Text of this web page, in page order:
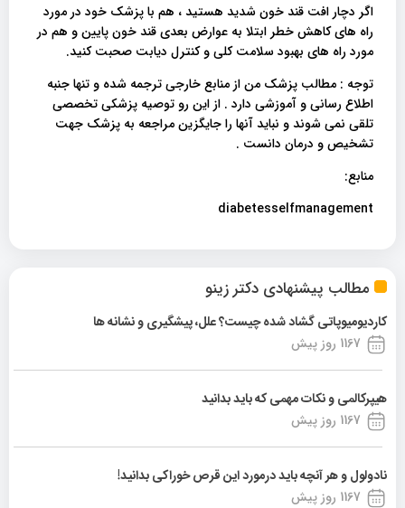
مطالب پیشنهادی دکتر زینو
کاردیومیوپاتی گشاد شده چیست؟ علل، پیشگیری و نشانه ها
1167 روز پیش
هیپرکالمی و نکات مهمی که باید بدانید
1167 روز پیش
نادولول و هر آنچه باید درمورد این قرص خوراکی بدانید!
1167 روز پیش
اگر دچار افت قند خون شدید هستید ، هم با پزشک خود در مورد
راه های کاهش خطر ابتلا به عوارض بعدی قند خون پایین و هم در
مورد راه های بهبود سلامت کلی و کنترل دیابت صحبت کنید.
توجه : مطالب پزشک من از منابع خارجی ترجمه شده و تنها جنبه
اطلاع رسانی و آموزشی دارد . از این رو توصیه پزشکی تخصصی
تلقی نمی شوند و نباید آنها را جایگزین مراجعه به پزشک جهت
تشخیص و درمان دانست .
منابع:
diabetesselfmanagement